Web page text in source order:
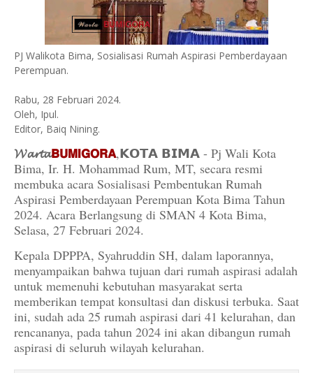
PJ Walikota Bima, Sosialisasi Rumah Aspirasi Pemberdayaan
Perempuan.
Rabu, 28 Februari 2024.
Oleh, Ipul.
Editor, Baiq Nining.
𝓦𝓪𝓻𝓽𝓪𝗕𝗨𝗠𝗜𝗚𝗢𝗥𝗔,𝗞𝗢𝗧𝗔 𝗕𝗜𝗠𝗔 - Pj Wali Kota
Bima, Ir. H. Mohammad Rum, MT, secara resmi
membuka acara Sosialisasi Pembentukan Rumah
Aspirasi Pemberdayaan Perempuan Kota Bima Tahun
2024. Acara Berlangsung di SMAN 4 Kota Bima,
Selasa, 27 Februari 2024.
Kepala DPPPA, Syahruddin SH, dalam laporannya,
menyampaikan bahwa tujuan dari rumah aspirasi adalah
untuk memenuhi kebutuhan masyarakat serta
memberikan tempat konsultasi dan diskusi terbuka. Saat
ini, sudah ada 25 rumah aspirasi dari 41 kelurahan, dan
rencananya, pada tahun 2024 ini akan dibangun rumah
aspirasi di seluruh wilayah kelurahan.